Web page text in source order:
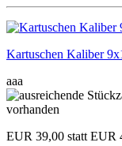
Kartuschen Kaliber
aaa
vorhanden
EUR 39,00 statt EUR